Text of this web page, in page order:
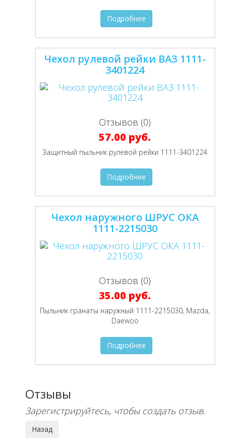
Подробнее
Чехол рулевой рейки ВАЗ 1111-
3401224
Отзывов (0)
57.00 руб.
Защитный пыльник рулевой рейки 1111-3401224
Подробнее
Чехол наружного ШРУС ОКА
1111-2215030
Отзывов (0)
35.00 руб.
Пыльник гранаты наружный 1111-2215030, Mazda,
Daewoo
Подробнее
Отзывы
Зарегистрируйтесь, чтобы создать отзыв.